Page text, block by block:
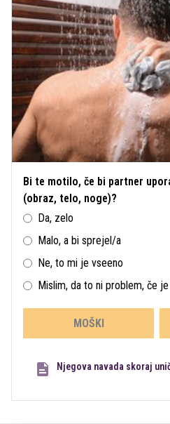
Bi te motilo, če bi partner
(obraz, telo, noge)?
Da, zelo
Malo, a bi sprejel/a
Ne, to mi je vseeno
Mislim, da to ni problem, če
MOŠKI
Njegova navada skoraj